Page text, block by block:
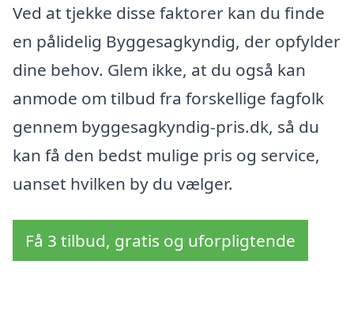
Ved at tjekke disse faktorer kan du finde
en pålidelig Byggesagkyndig, der opfylder
dine behov. Glem ikke, at du også kan
anmode om tilbud fra forskellige fagfolk
gennem byggesagkyndig-pris.dk, så du
kan få den bedst mulige pris og service,
uanset hvilken by du vælger.
Få 3 tilbud, gratis og uforpligtende